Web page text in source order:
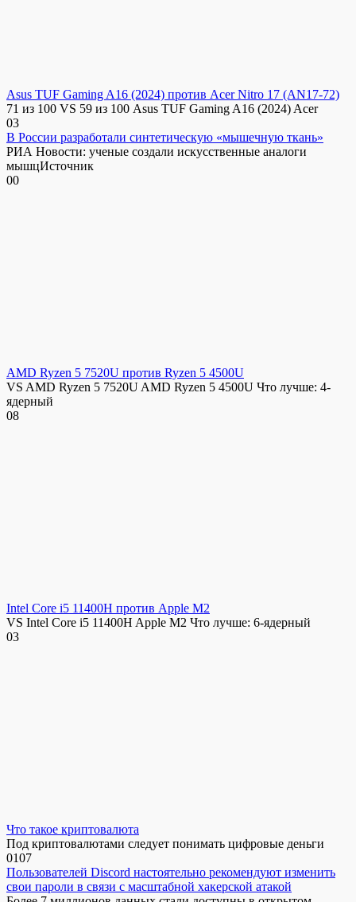
Asus TUF Gaming A16 (2024) против Acer Nitro 17 (AN17-72)
71 из 100 VS 59 из 100 Asus TUF Gaming A16 (2024) Acer
03
В России разработали синтетическую «мышечную ткань»
РИА Новости: ученые создали искусственные аналоги
мышцИсточник
00
AMD Ryzen 5 7520U против Ryzen 5 4500U
VS AMD Ryzen 5 7520U AMD Ryzen 5 4500U Что лучше: 4-
ядерный
08
Intel Core i5 11400H против Apple M2
VS Intel Core i5 11400H Apple M2 Что лучше: 6-ядерный
03
Что такое криптовалюта
Под криптовалютами следует понимать цифровые деньги
0107
Пользователей Discord настоятельно рекомендуют изменить
свои пароли в связи с масштабной хакерской атакой